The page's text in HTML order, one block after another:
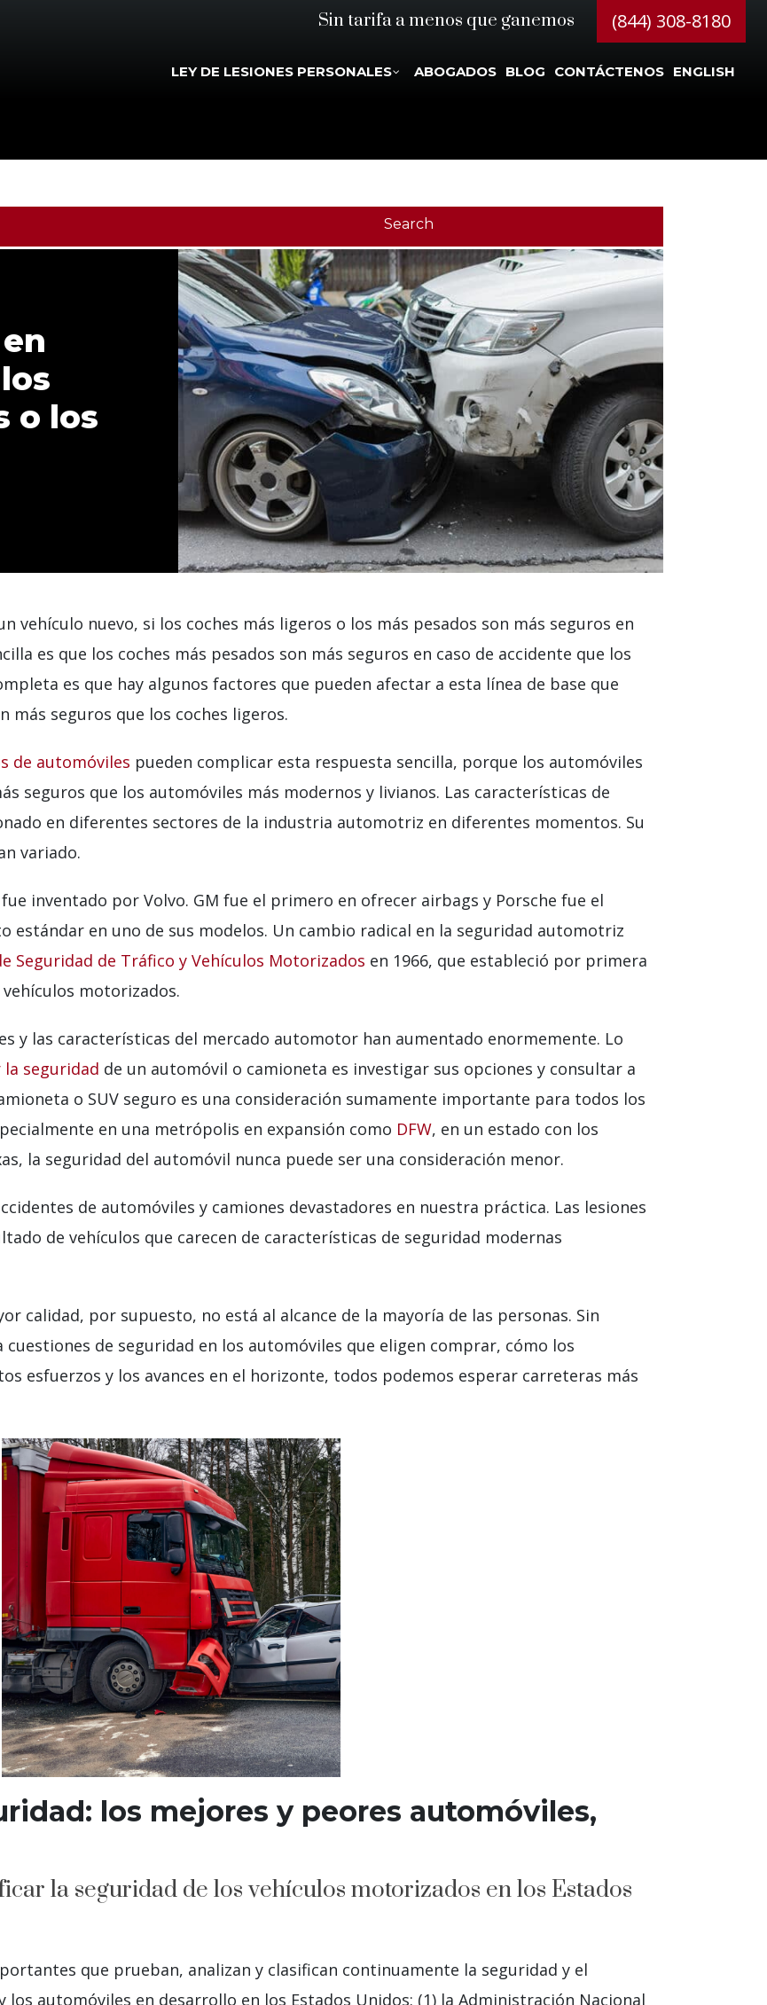
Sin tarifa a menos que ganemos (844) 308-8180
LEY DE LESIONES PERSONALES ABOGADOS BLOG CONTÁCTENOS ENGLISH
Search
o los
vehículo nuevo, si los coches más ligeros o los más pesados ​​son más seguros en
es que los coches más pesados ​​son más seguros en caso de accidente que los
es que hay algunos factores que pueden afectar a esta línea de base que
más seguros que los coches ligeros.
de automóviles pueden complicar esta respuesta sencilla, porque los automóviles
seguros que los automóviles más modernos y livianos. Las características de
en diferentes sectores de la industria automotriz en diferentes momentos. Su
variado.
inventado por Volvo. GM fue el primero en ofrecer airbags y Porsche fue el
estándar en uno de sus modelos. Un cambio radical en la seguridad automotriz
Seguridad de Tráfico y Vehículos Motorizados en 1966, que estableció por primera
motorizados.
y las características del mercado automotor han aumentado enormemente. Lo
seguridad de un automóvil o camioneta es investigar sus opciones y consultar a
o SUV seguro es una consideración sumamente importante para todos los
en una metrópolis en expansión como DFW, en un estado con los
la seguridad del automóvil nunca puede ser una consideración menor.
de automóviles y camiones devastadores en nuestra práctica. Las lesiones
de vehículos que carecen de características de seguridad modernas
calidad, por supuesto, no está al alcance de la mayoría de las personas. Sin
de seguridad en los automóviles que eligen comprar, cómo los
esfuerzos y los avances en el horizonte, todos podemos esperar carreteras más
los mejores y peores automóviles,
la seguridad de los vehículos motorizados en los Estados
que prueban, analizan y clasifican continuamente la seguridad y el
automóviles en desarrollo en los Estados Unidos: (1) la Administración Nacional